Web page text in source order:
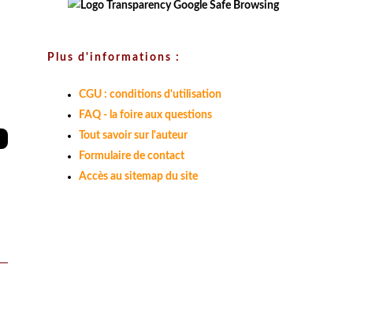
Plus d'informations :
CGU : conditions d'utilisation
FAQ - la foire aux questions
Tout savoir sur l'auteur
Formulaire de contact
Accès au sitemap du site